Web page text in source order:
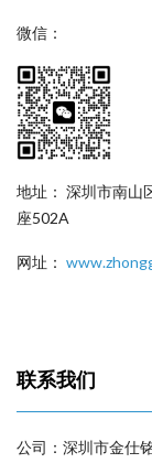
微信：
地址： 深圳市南山
座502A
网址：
联系我们
公司：深圳市金仕